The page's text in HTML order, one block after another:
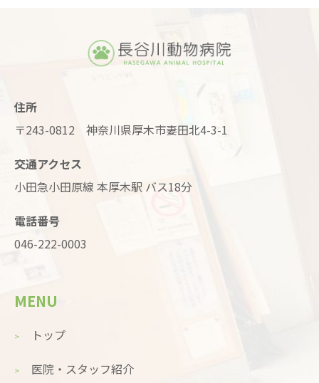
住所
〒243-0812 神奈川県厚木市妻田北4-3-1
交通アクセス
小田急小田原線 本厚木駅 バス18分
電話番号
046-222-0003
MENU
トップ
医院・スタッフ紹介